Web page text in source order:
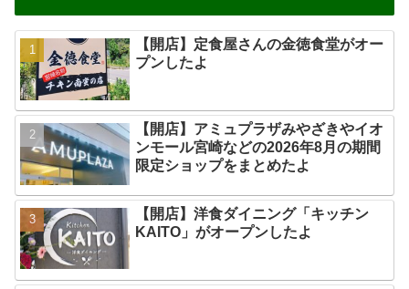
【開店】定食屋さんの金徳食堂がオー
プンしたよ
【開店】アミュプラザみやざきやイオ
ンモール宮崎などの2026年8月の期間
限定ショップをまとめたよ
【開店】洋食ダイニング「キッチン
KAITO」がオープンしたよ